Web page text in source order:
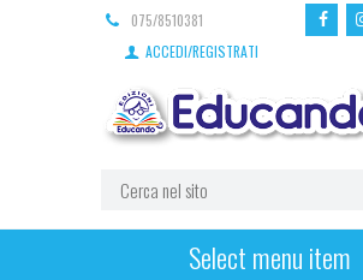
075/8510381
ACCEDI/REGISTRATI
Select menu item